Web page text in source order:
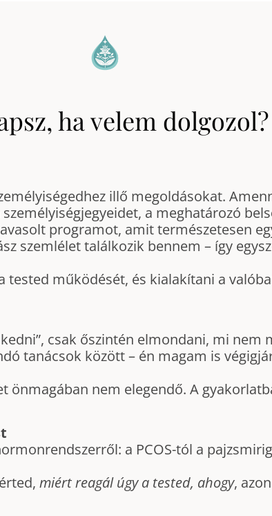
ha velem dolgozol?
illő megoldásokat.
a meghatározó
programot, amit természetesen
szemlélet találkozik bennem – így
tested működését, és kialakítani a
csak őszintén elmondani, mi nem
tanácsok között – én magam is
önmagában nem elegendő. A
a PCOS-tól a
miért reagál úgy a tested, ahogy,